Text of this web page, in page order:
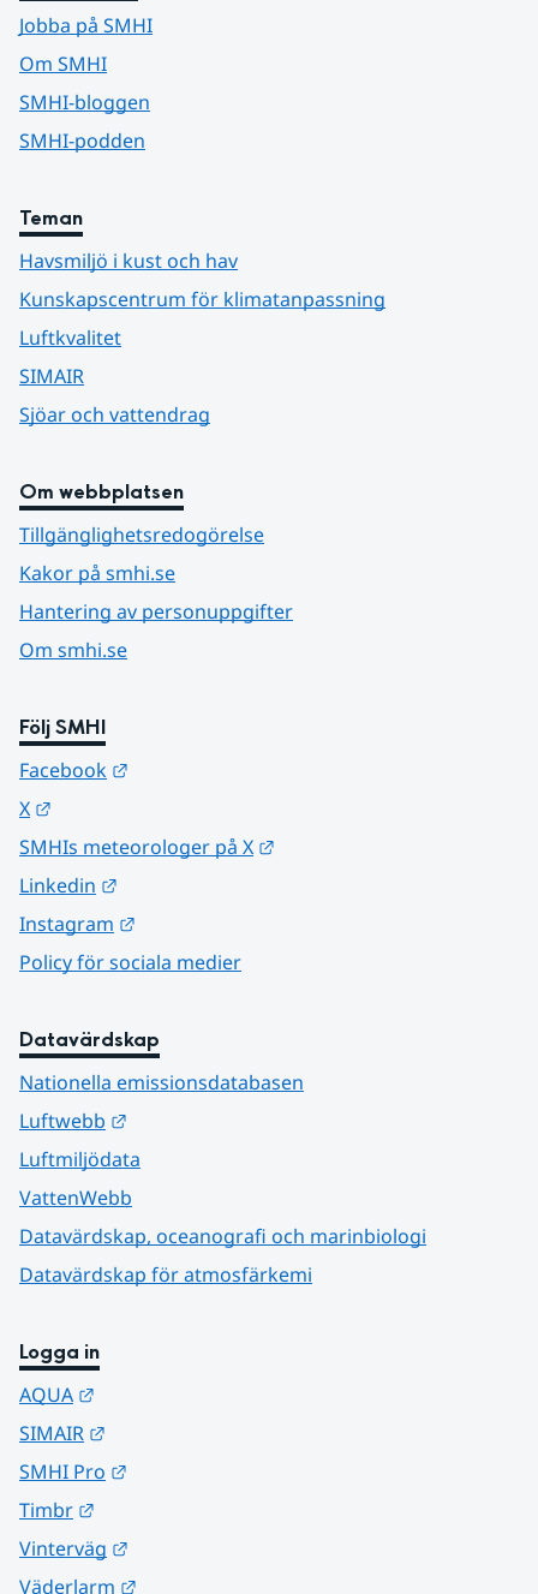
Jobba på SMHI
Om SMHI
SMHI-bloggen
SMHI-podden
Teman
Havsmiljö i kust och hav
Kunskapscentrum för klimatanpassning
Luftkvalitet
SIMAIR
Sjöar och vattendrag
Om webbplatsen
Tillgänglighetsredogörelse
Kakor på smhi.se
Hantering av personuppgifter
Om smhi.se
Följ SMHI
Facebook
X
SMHIs meteorologer på X
Linkedin
Instagram
Policy för sociala medier
Datavärdskap
Nationella emissionsdatabasen
Luftwebb
Luftmiljödata
VattenWebb
Datavärdskap, oceanografi och marinbiologi
Datavärdskap för atmosfärkemi
Logga in
AQUA
SIMAIR
SMHI Pro
Timbr
Vinterväg
Väderlarm